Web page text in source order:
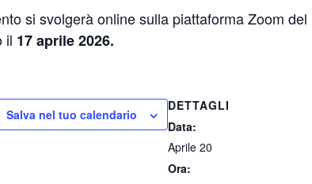
si svolgerà online sulla piattaforma Zoom
il 17 aprile 2026.
Salva nel tuo calendario
DETTAGLI
Data:
Aprile 20
Ora: